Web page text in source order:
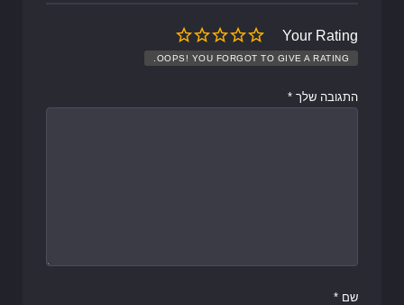
Your Rating
OOPS! YOU FORGOT TO GIVE A RATING.
התגובה שלך *
שם *